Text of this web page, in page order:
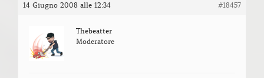
14 Giugno 2008 alle 12:34 #18457
Thebeatter
Moderatore